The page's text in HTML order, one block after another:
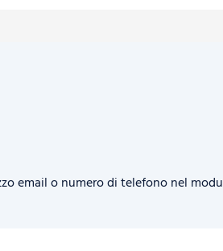
email o numero di telefono nel